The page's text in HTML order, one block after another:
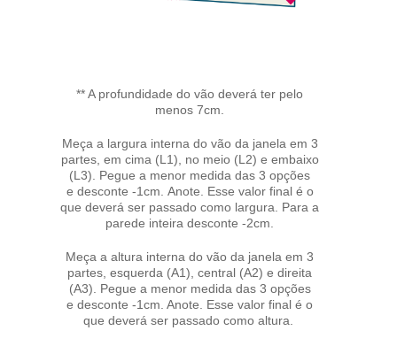
** A profundidade do vão deverá ter pelo
menos 7cm.
Meça a largura interna do vão da janela em 3
partes, em cima (L1), no meio (L2) e embaixo
(L3). Pegue a menor medida das 3 opções
e desconte -1cm. Anote. Esse valor final é o
que deverá ser passado como largura. Para a
parede inteira desconte -2cm.
Meça a altura interna do vão da janela em 3
partes, esquerda (A1), central (A2) e direita
(A3). Pegue a menor medida das 3 opções
e desconte -1cm. Anote. Esse valor final é o
que deverá ser passado como altura.